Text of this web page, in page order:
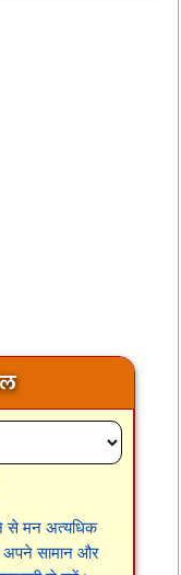
से मन अत्यधिक
अपने सामान और